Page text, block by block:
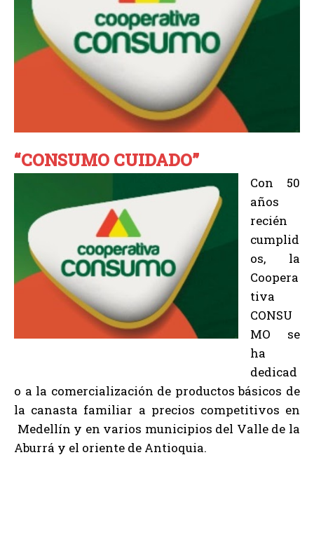
“CONSUMO CUIDADO”
Con 50
años
recién
cumplid
os, la
Coopera
tiva
CONSU
MO se
ha
dedicad
o a la comercialización de productos básicos de
la canasta familiar a precios competitivos en
Medellín y en varios municipios del Valle de la
Aburrá y el oriente de Antioquia.